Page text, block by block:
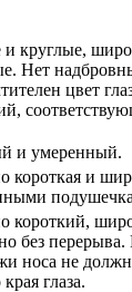
круглые,
Нет
цвет
и умеренный.
короткая и
короткий,
без
носа не
глаза.